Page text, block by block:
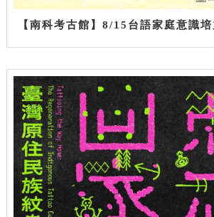
【南科考古館】8/15台語家庭意識